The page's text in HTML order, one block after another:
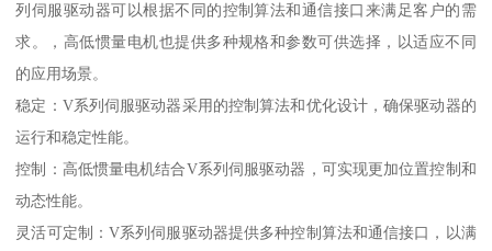
列伺服驱动器可以根据不同的控制算法和通信接口来满足客户的需
求。，高低惯量电机也提供多种规格和参数可供选择，以适应不同
的应用场景。
稳定：V系列伺服驱动器采用的控制算法和优化设计，确保驱动器的
运行和稳定性能。
控制：高低惯量电机结合V系列伺服驱动器，可实现更加位置控制和
动态性能。
灵活可定制：V系列伺服驱动器提供多种控制算法和通信接口，以满